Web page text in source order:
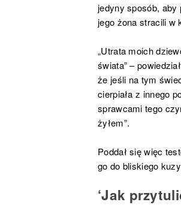
jedyny sposób, aby
jego żona stracili w
„Utrata moich
świata” –
że jeśli na tym
cierpiała z innego
sprawcami tego
żyłem”.
Poddał się więc
go do bliskiego
‘Jak